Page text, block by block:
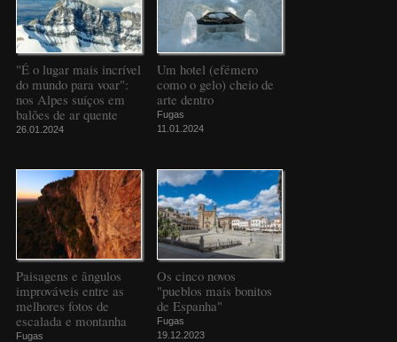
"É o lugar mais incrível
do mundo para voar":
nos Alpes suíços em
balões de ar quente
26.01.2024
Um hotel (efémero
como o gelo) cheio de
arte dentro
Fugas
11.01.2024
Paisagens e ângulos
improváveis entre as
melhores fotos de
escalada e montanha
Fugas
Os cinco novos
"pueblos mais bonitos
de Espanha"
Fugas
19.12.2023